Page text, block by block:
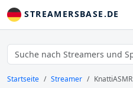
STREAMERSBASE.DE
Startseite Streamer KnattiASMR